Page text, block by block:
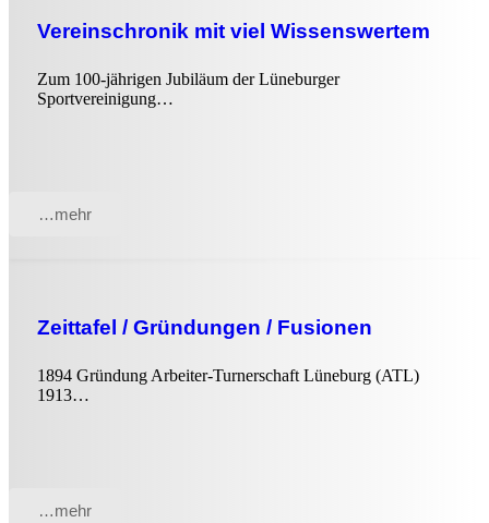
Vereinschronik mit viel Wissenswertem
Zum 100-jährigen Jubiläum der Lüneburger
Sportvereinigung…
…mehr
Zeittafel / Gründungen / Fusionen
1894 Gründung Arbeiter-Turnerschaft Lüneburg (ATL)
1913…
…mehr